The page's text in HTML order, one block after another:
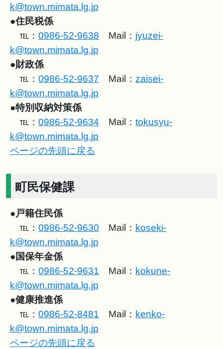
k@town.mimata.lg.jp
●住民税係
℡： 0986-52-9638 Mail： jyuzei-
k@town.mimata.lg.jp
●財政係
℡： 0986-52-9637 Mail： zaisei-
k@town.mimata.lg.jp
●特別収納対策係
℡： 0986-52-9634 Mail： tokusyu-
k@town.mimata.lg.jp
ページの先頭に戻る
町民保健課
●戸籍住民係
℡： 0986-52-9630 Mail： koseki-
k@town.mimata.lg.jp
●国保年金係
℡： 0986-52-9631 Mail： kokune-
k@town.mimata.lg.jp
●健康推進係
℡： 0986-52-8481 Mail： kenko-
k@town.mimata.lg.jp
ページの先頭に戻る